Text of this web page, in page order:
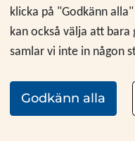
klicka på "Godkänn
kan också välja att bara
samlar vi inte in någon
Godkänn alla